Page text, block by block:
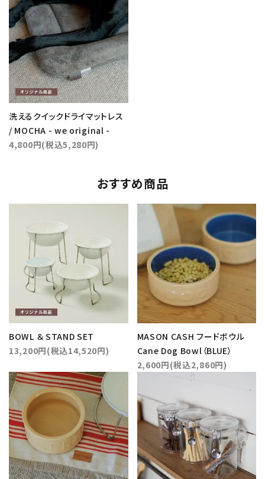
洗えるクイックドライマットレス
/ MOCHA - we original -
4,800円(税込5,280円)
おすすめ商品
BOWL ＆ STAND SET
13,200円(税込14,520円)
MASON CASH フードボウル
Cane Dog Bowl（BLUE）
2,600円(税込2,860円)